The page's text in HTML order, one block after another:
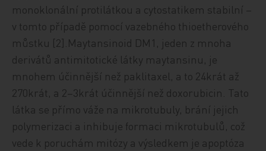
monoklonální protilátkou a cytostatikem stabilní –
v tomto případě pomocí vazebného thioetherového
můstku [2].Maytansinoid DM1, jeden z mnoha
derivátů antimitotické látky maytansinu, je
mnohem účinnější než paklitaxel, a to 24krát až
270krát, a 2–3krát účinnější než doxorubicin. Tato
látka se přímo váže na mikrotubuly, brání jejich
polymerizaci a inhibuje formaci mikrotubulů, což
vede k poruchám mitózy a výsledkem je apoptóza